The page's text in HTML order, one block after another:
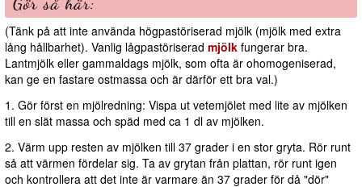
(Tänk på att inte använda högpastöriserad mjölk (mjölk med extra
lång hållbarhet). Vanlig lågpastöriserad mjölk fungerar bra.
Lantmjölk eller gammaldags mjölk, som ofta är ohomogeniserad,
kan ge en fastare ostmassa och är därför ett bra val.)
1. Gör först en mjölredning: Vispa ut vetemjölet med lite av mjölken
till en slät massa och späd med ca 1 dl av mjölken.
2. Värm upp resten av mjölken till 37 grader i en stor gryta. Rör runt
så att värmen fördelar sig. Ta av grytan från plattan, rör runt igen
och kontrollera att det inte är varmare än 37 grader för då "dör"